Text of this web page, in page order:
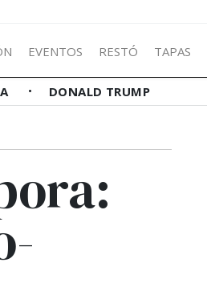
EVENTOS RESTÓ TAPAS
DONALD TRUMP